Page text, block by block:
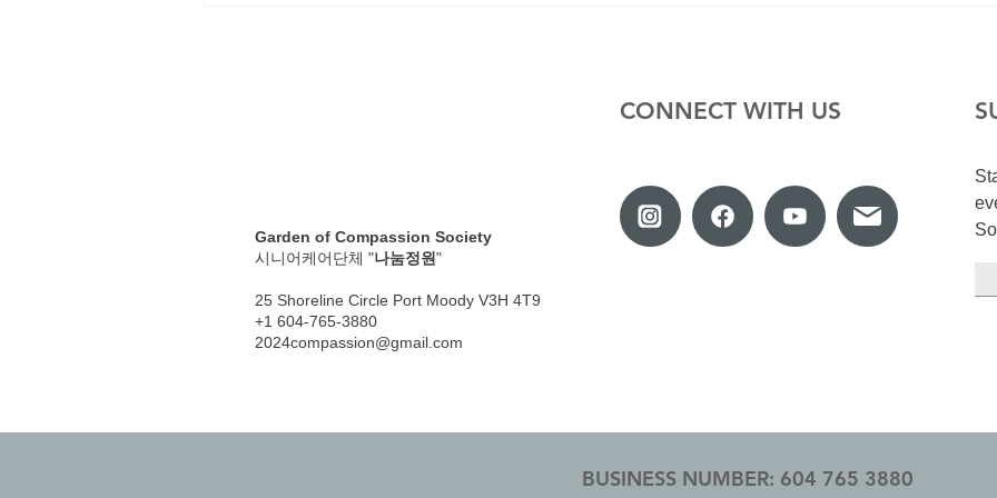
Garden of Compassion Society
시니어케어단체 "나눔정원"
25 Shoreline Circle Port Moody V3H 4T9
+1 604-765-3880
2024compassion@gmail.com
CONNECT WITH US
BUSINESS NUMBER: 604 765 3880